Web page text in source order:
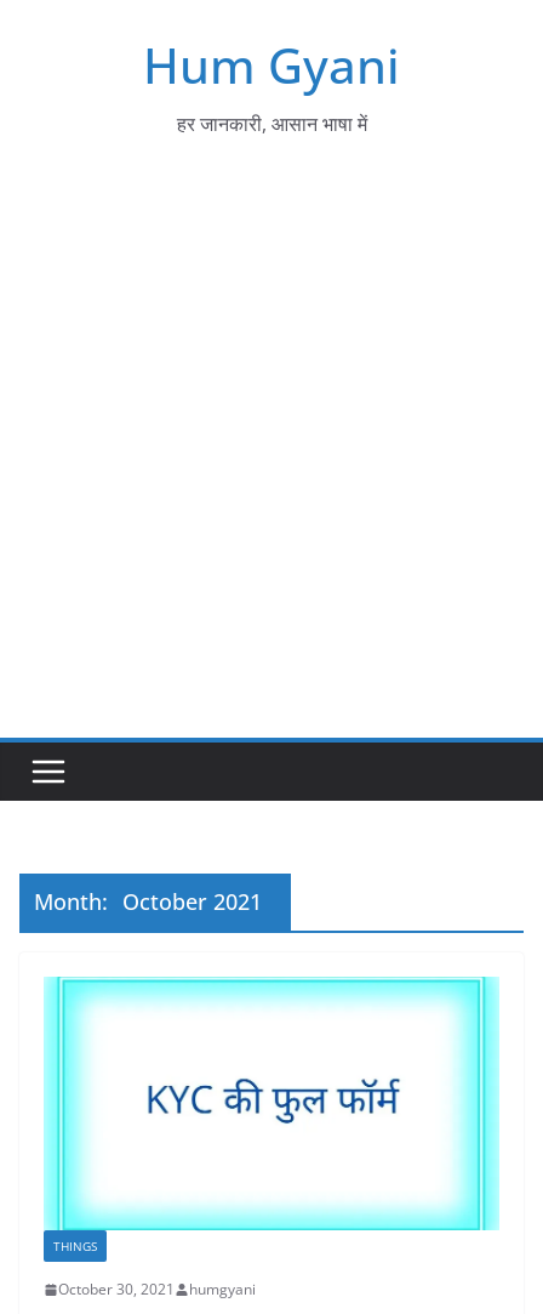
Hum Gyani
हर जानकारी, आसान भाषा में
Month: October 2021
THINGS
October 30, 2021 humgyani